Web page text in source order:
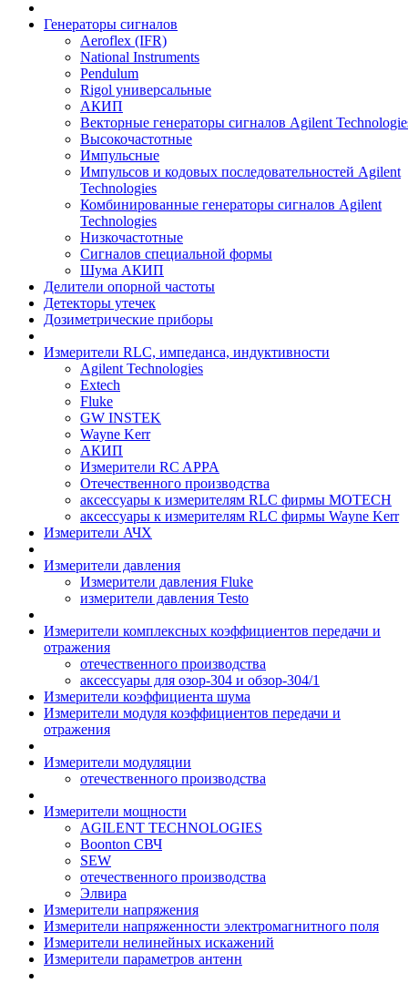
Генераторы сигналов
Aeroflex (IFR)
National Instruments
Pendulum
Rigol универсальные
АКИП
Векторные генераторы сигналов Agilent
Высокочастотные
Импульсные
Импульсов и кодовых последовательностей Agilent
Technologies
Комбинированные генераторы сигналов Agilent
Technologies
Низкочастотные
Сигналов специальной формы
Шума АКИП
Делители опорной частоты
Детекторы утечек
Дозиметрические приборы
Измерители RLC, импеданса, индуктивности
Agilent Technologies
Extech
Fluke
GW INSTEK
Wayne Kerr
АКИП
Измерители RC APPA
Отечественного производства
аксессуары к измерителям RLC фирмы MOTECH
аксессуары к измерителям RLC фирмы Wayne Kerr
Измерители АЧХ
Измерители давления
Измерители давления Fluke
измерители давления Testo
Измерители комплексных коэффициентов передачи и
отражения
отечественного производства
аксессуары для озор-304 и обзор-304/1
Измерители коэффициента шума
Измерители модуля коэффициентов передачи и
отражения
Измерители модуляции
отечественного производства
Измерители мощности
AGILENT TECHNOLOGIES
Boonton СВЧ
SEW
отечественного производства
Элвира
Измерители напряжения
Измерители напряженности электромагнитного поля
Измерители нелинейных искажений
Измерители параметров антенн